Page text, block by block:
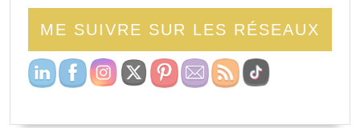
ME SUIVRE SUR LES RÉSEAUX